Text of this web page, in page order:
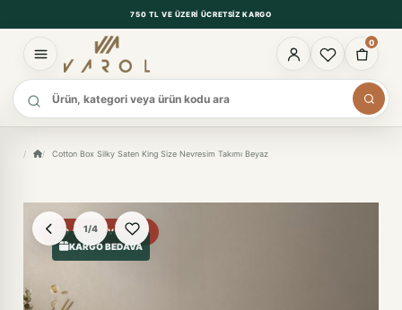
750 TL VE ÜZERI ÜCRETSIZ KARGO
0
Ürün ara
Cotton Box Silky Saten King Size Nevresim Takımı Beyaz
KARGO BEDAVA
1/4
%29 FIYAT AVANTAJI